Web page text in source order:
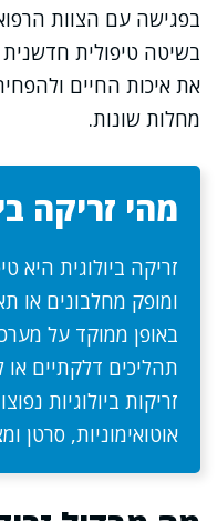
בפגישה עם הצוות
בשיטה טיפולית
את איכות החיים
מחלות שונות.
מהי זריקה
זריקה ביולוגית היא
ומופק מחלבונים או
באופן ממוקד על
תהליכים דלקתיים
זריקות ביולוגיות
אוטואימוניות, סרטן